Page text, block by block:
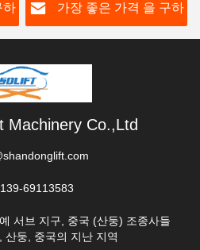
좋은 가격 을 구하
가장 좋
Machinery Co.,Ltd
69113583
서브 지구, 중국 (산둥) 조종사들
산둥, 중국의 지난 지역